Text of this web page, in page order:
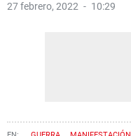
27 febrero, 2022 10:29